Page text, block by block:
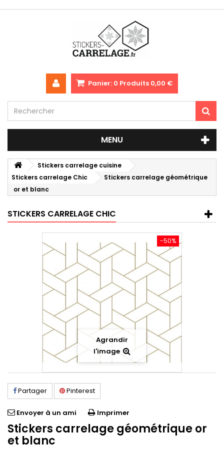
Panier: 0 Produits 0,00 €
MENU
Stickers carrelage cuisine
Stickers carrelage Chic
Stickers carrelage géométrique
or et blanc
STICKERS CARRELAGE CHIC
-50%
Agrandir
l'image
Partager Pinterest
Envoyer à un ami Imprimer
Stickers carrelage géométrique or
et blanc